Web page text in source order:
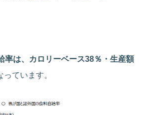
率は、 カロリーベース38％・ 生産額
っています。